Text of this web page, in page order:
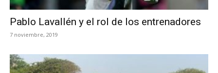
Pablo Lavallén y el rol de los entrenadores
7 noviembre, 2019